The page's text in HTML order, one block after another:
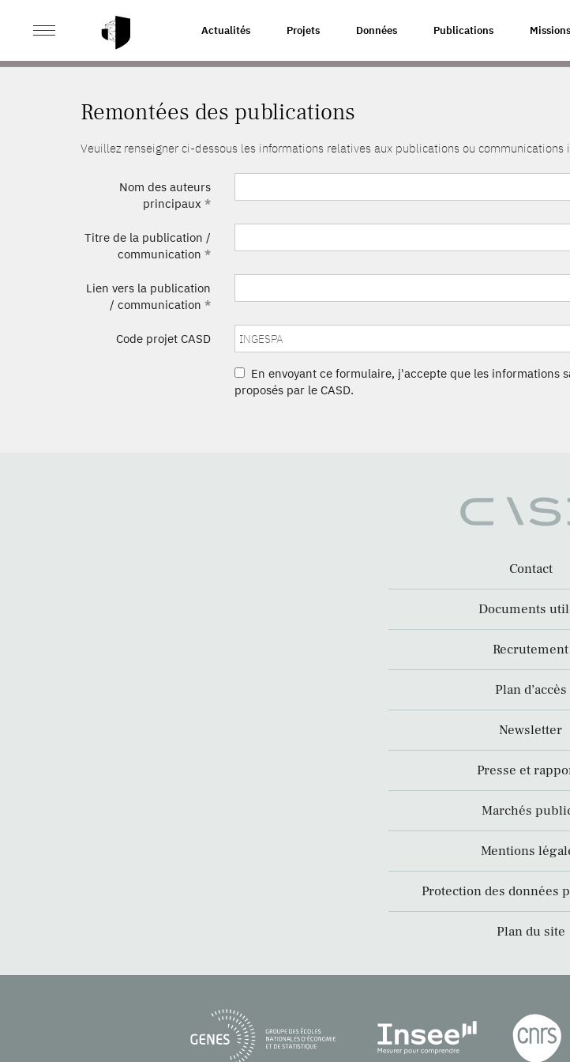
Actualités Projets Données Publications Missions
ACCUEIL REMONTÉES DES PUBLICATIONS
Remontées des publications
Veuillez renseigner ci-dessous les informations relatives aux publications ou communications
Nom des auteurs
principaux *
Titre de la publication /
communication *
Lien vers la publication
/ communication *
Code projet CASD
En envoyant ce formulaire, j'accepte que les informations
proposés par le CASD.
Contact
Documents
Recrutement
Plan d’accès
Newsletter
Presse et
Marchés
Mentions
Protection des données
Plan du site